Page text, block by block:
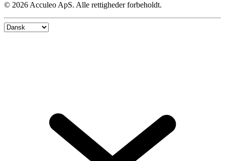
© 2026 Acculeo ApS. Alle rettigheder forbeholdt.